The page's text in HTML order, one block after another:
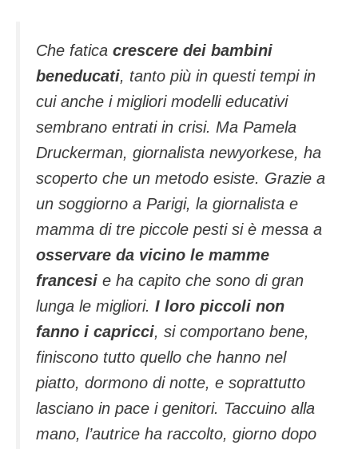
Che fatica crescere dei bambini
beneducati, tanto più in questi tempi in
cui anche i migliori modelli educativi
sembrano entrati in crisi. Ma Pamela
Druckerman, giornalista newyorkese, ha
scoperto che un metodo esiste. Grazie a
un soggiorno a Parigi, la giornalista e
mamma di tre piccole pesti si è messa a
osservare da vicino le mamme
francesi e ha capito che sono di gran
lunga le migliori. I loro piccoli non
fanno i capricci, si comportano bene,
finiscono tutto quello che hanno nel
piatto, dormono di notte, e soprattutto
lasciano in pace i genitori. Taccuino alla
mano, l’autrice ha raccolto, giorno dopo